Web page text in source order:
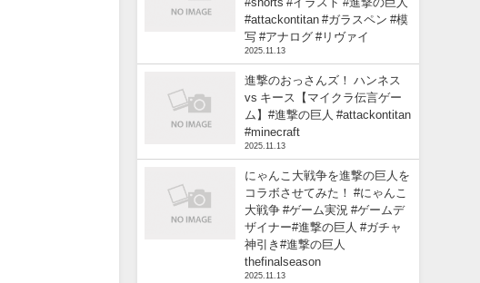
#attackontitan #ガラスペン #模
写 #アナログ #リヴァイ
2025.11.13
進撃のおっさんズ！ ハンネス
vs キース【マイクラ伝言ゲー
ム】#進撃の巨人 #attackontitan
#minecraft
2025.11.13
にゃんこ大戦争を進撃の巨人を
コラボさせてみた！ #にゃんこ
大戦争 #ゲーム実況 #ゲームデ
ザイナー#進撃の巨人 #ガチャ
神引き#進撃の巨人
thefinalseason
2025.11.13